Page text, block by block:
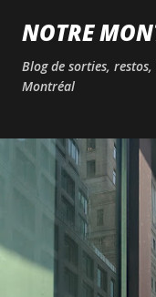
NOTRE
Blog de sorties,
Montréal